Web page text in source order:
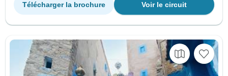
Voir le circuit
Télécharger la brochure